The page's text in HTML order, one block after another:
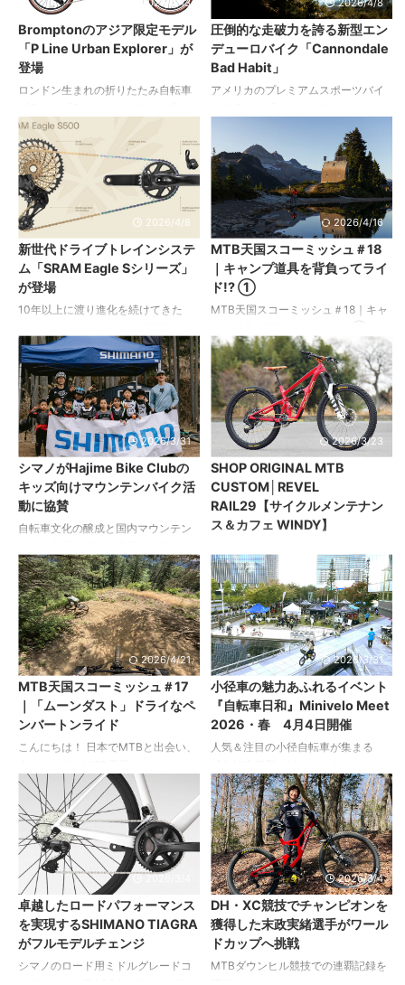
ト泊 荷物を背負っての3時間のアッ
プヒル。軽量テントとはいえ、バッ
クパックを下ろした瞬間の解放感は
たまりません。まずは、あとでのん
びりする時間を確保するためにテン
×MTB×アルパインの景色という見慣
れない光景に ...
ューモデルがシマノより登場。新型
SAINT＆DEORE XTは確実なグリッ
プ、安定したコントロール、実走で
鍛えられた耐久性を追求したフラッ
トペダルです。 以下、プレスリリー
ダル「SAINT（セイント） PD-
2026/4/13
Bromptonのアジア限定モデル
「P Line Urban Explorer」が
登場
ロンドン生まれの折りたたみ自転車
ン）」の軽量モデル「P Line」にア
ジア限定モデル「P Line Urban
Explorer」が登場！ 2026年4月中旬
より発売されます。 以下、プレスリ
リースより。 Urban Explorerという
名称には、決められたルートや日常
の延長にとどまらず、自らの意思で
都市を自由に巡り、新たな発見を重
ねていくという想いが込められてい
ます。本モデルは、そうした“都市を
探索するためのギア”として、
を ...
2026/4/8
圧倒的な走破力を誇る新型エン
デューロバイク「Cannondale
Bad Habit」
アメリカのプレミアムスポーツバイ
り、エンデューロの精神を体現した
新型オールマウンテンバイク「Bad
Habit（バッドハビット）」が登場。
以下、プレスリリースより。 「Feed
Your Demons（もっと攻めたいとい
う衝動に応えろ）」をコンセプトに
掲げたBad Habitは、ビッグマウンテ
ンを攻めるライダーや、登りも下り
も自らの力で切り拓く思想を持つラ
イダーのために開発されました。 こ
れまでのオールマウンテンバイク
イルバイクの ...
2026/4/8
新世代ドライブトレインシステ
ム「SRAM Eagle Sシリーズ」
が登場
10年以上に渡り進化を続けてきた
よりシンプルで選びやすいラインア
ップへと整理した新世代システム、
Eagle Sシリーズを発表したSRAM。
従来のEagleおよびEagle AXS製品群
を統合し、用途やニーズに応じて選
べるS100・S200・S500の3グレー
ドで展開する。これにより、エント
リーからハイエンドまで一貫した操
作性と信頼性を提供。最大500％以
上のワイドレンジや高い耐久性、正
確で安定したシフティングといった
設計の見直しに ...
2026/4/16
MTB天国スコーミッシュ＃18
｜キャンプ道具を背負ってライ
ド!? ①
MTB天国スコーミッシュ＃18｜キャ
にちは！ 日本でMTBと出会い、今は
カナダのMTB天国スコーミッシュに
て日々トレイルに繰り出している寺
井杏雛（あんじゅ）です。 今回は、
秋晴れの気持ち良い日に、キャンプ
道具を背負い、MTBで山の上を目指
すというとってもワクワクした冒険
のお話です！ 1. エルフィンレイク州
立公園 今回向かったのは、エルフィ
ンレイク（Elfin Lakes）州立公園。
スコーミッシュに位置するエルフィ
しいMT ...
2026/3/31
シマノがHajime Bike Clubの
キッズ向けマウンテンバイク活
動に協賛
自転車文化の醸成と国内マウンテン
マノが、プロライダー井本はじめ選
手の主宰する「Hajime Bike
Club（ハジメバイククラブ）」への
協賛を発表。 以下、プレスリリース
より。 シマノは、プロマウンテンバ
イクライダー井本はじめが主宰する
「Hajime Bike Club（ハジメバイク
クラブ）」の活動に対し、一部プロ
グラムにおけるトライアル的なサポ
ートを実施することをお知らせいた
します。 本取り組みは、子どもたち
クに親しみ、成長できる環境づく ...
2026/3/23
SHOP ORIGINAL MTB
CUSTOM│REVEL
RAIL29【サイクルメンテナン
ス＆カフェ WINDY】
長の愛車として活躍する理想のエン
デューロバイク ショップのデモバイ
ク兼店長の愛車として組み上げられ
たこちらのレイル29。 「メジャーブ
ランドの車両にはないマニアックさ
に惹かれて」投入したフレームに
は、ENSへの参戦からゲレンデ遊び
まで、下りステージでのアドバンテ
ージを高めるパーツ群をセット。 レ
ネングラフィックが採用された限定
モデルのサスペンションフォーク、
するネクスティの完組みカーボンホ
イールほか、製品精度とメンテナン
ス性の ...
2026/4/21
MTB天国スコーミッシュ＃17
｜「ムーンダスト」ドライなペ
ンバートンライド
こんにちは！ 日本でMTBと出会い、
ュにて日々トレイルに繰り出してい
る寺井杏雛（あんじゅ）です。 今回
は、連載でもお馴染みのスコーミッ
シュやウィスラーを飛び出し、さら
に北へとハンドルを向けます。舞台
は、Sea to Skyエリアの最深部、
「ペンバートン（Pemberton）」で
す！ 1. マウント・カリーの懐 ペン
バートン（Pemberton） バンクーバ
ーからハイウェイを北上すること約2
時間半。ウィスラーからさらに30分
2026/3/31
小径車の魅力あふれるイベント
『自転車日和』Minivelo Meet
2026・春 4月4日開催
人気＆注目の小径自転車が集まる
ベロミート）。これまで、秋に開催
してきましたが、大好評につき本年
は「春」にも開催いたします！ 開催
日：2026年4月4日（土） 開催時
間：10:00〜16:00 会場：MMテラ
ス グリーンシアター＆館内１Fスペ
ース 横浜市西区みなとみらい4丁目
6-2 https://www.mm-terrace.com/
主催：ミニベロミート実行委委員会
共催：辰巳出版 都市部での移動道具
として活躍するだけでなく、クルマ
2026/3/4
卓越したロードパフォーマンス
を実現するSHIMANO TIAGRA
がフルモデルチェンジ
シマノのロード用ミドルグレードコ
2026/3/4
DH・XC競技でチャンピオンを
獲得した末政実緒選手がワール
ドカップへ挑戦
MTBダウンヒル競技での連覇記録を